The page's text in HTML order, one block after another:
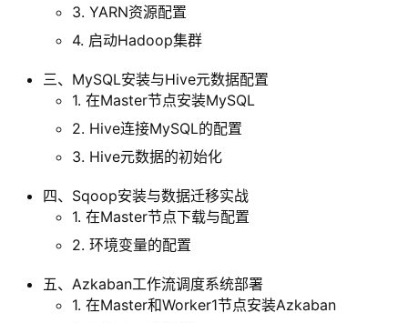
3. YARN资源配置‌
4. 启动Hadoop集群
三、MySQL安装与Hive元数据配置‌
1. 在Master节点安装MySQL
2. Hive连接MySQL的配置
3. Hive元数据的初始化
四、Sqoop安装与数据迁移实战‌
1. 在Master节点下载与配置
2. 环境变量的配置
五、Azkaban工作流调度系统部署‌
1. 在Master和Worker1节点安装Azkaban